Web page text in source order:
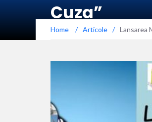
Cuza”
Home / Articole / Lansarea